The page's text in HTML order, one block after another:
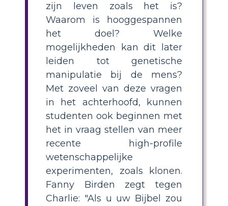
zijn leven zoals het is?
Waarom is hooggespannen
het doel? Welke
mogelijkheden kan dit later
leiden tot genetische
manipulatie bij de mens?
Met zoveel van deze vragen
in het achterhoofd, kunnen
studenten ook beginnen met
het in vraag stellen van meer
recente high-profile
wetenschappelijke
experimenten, zoals klonen.
Fanny Birden zegt tegen
Charlie: "Als u uw Bijbel zou